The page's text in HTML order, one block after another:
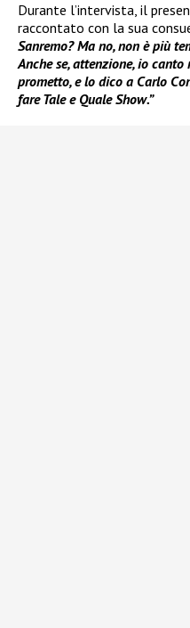
Durante l’intervista, il
raccontato con la sua
Sanremo? Ma no, non è più
Anche se, attenzione, io
prometto, e lo dico a Carlo
fare Tale e Quale Show.”